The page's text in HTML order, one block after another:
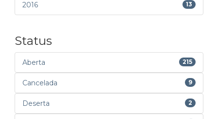
2016 13
Status
Aberta 215
Cancelada 9
Deserta 2